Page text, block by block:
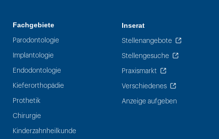
Fachgebiete
Parodontologie
Implantologie
Endodontologie
Kieferorthopädie
Prothetik
Chirurgie
Kinderzahnheilkunde
Inserat
Stellenangebote
Stellengesuche
Praxismarkt
Verschiedenes
Anzeige aufgeben